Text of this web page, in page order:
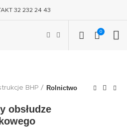
32 232 24 43
0
BHP Rolnictwo
obsłudze